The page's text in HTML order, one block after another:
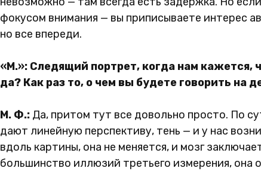
фокусом внимания — вы приписываете интерес
но все впереди.
«М.»: Следящий портрет, когда нам кажется,
да? Как раз то, о чем вы будете говорить на
М. Ф.: Да, притом тут все довольно просто. По
дают линейную перспективу, тень — и у нас
вдоль картины, она не меняется, и мозг
большинство иллюзий третьего измерения, она